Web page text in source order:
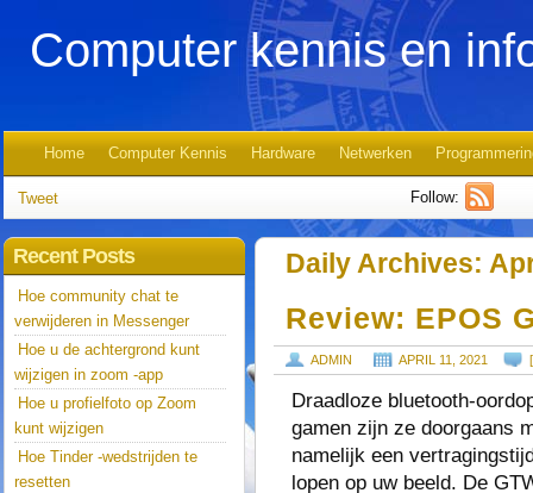
Computer kennis en
Home Computer Kennis Hardware Netwerken
Tweet Follow:
Daily Archives:
Review: EPOS
ADMIN APRIL 11, 2021 [
Draadloze bluetooth-
gamen zijn ze doorgaans
namelijk een
lopen op uw beeld. De
Recent Posts
Hoe community chat te
verwijderen in Messenger
Hoe u de achtergrond kunt
wijzigen in zoom -app
Hoe u profielfoto op Zoom
kunt wijzigen
Hoe Tinder -wedstrijden te
resetten